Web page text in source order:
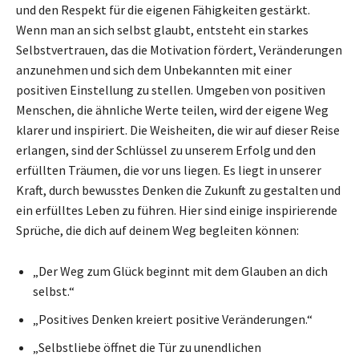
und den Respekt für die eigenen Fähigkeiten gestärkt.
Wenn man an sich selbst glaubt, entsteht ein starkes
Selbstvertrauen, das die Motivation fördert, Veränderungen
anzunehmen und sich dem Unbekannten mit einer
positiven Einstellung zu stellen. Umgeben von positiven
Menschen, die ähnliche Werte teilen, wird der eigene Weg
klarer und inspiriert. Die Weisheiten, die wir auf dieser Reise
erlangen, sind der Schlüssel zu unserem Erfolg und den
erfüllten Träumen, die vor uns liegen. Es liegt in unserer
Kraft, durch bewusstes Denken die Zukunft zu gestalten und
ein erfülltes Leben zu führen. Hier sind einige inspirierende
Sprüche, die dich auf deinem Weg begleiten können:
„Der Weg zum Glück beginnt mit dem Glauben an dich
selbst.“
„Positives Denken kreiert positive Veränderungen.“
„Selbstliebe öffnet die Tür zu unendlichen